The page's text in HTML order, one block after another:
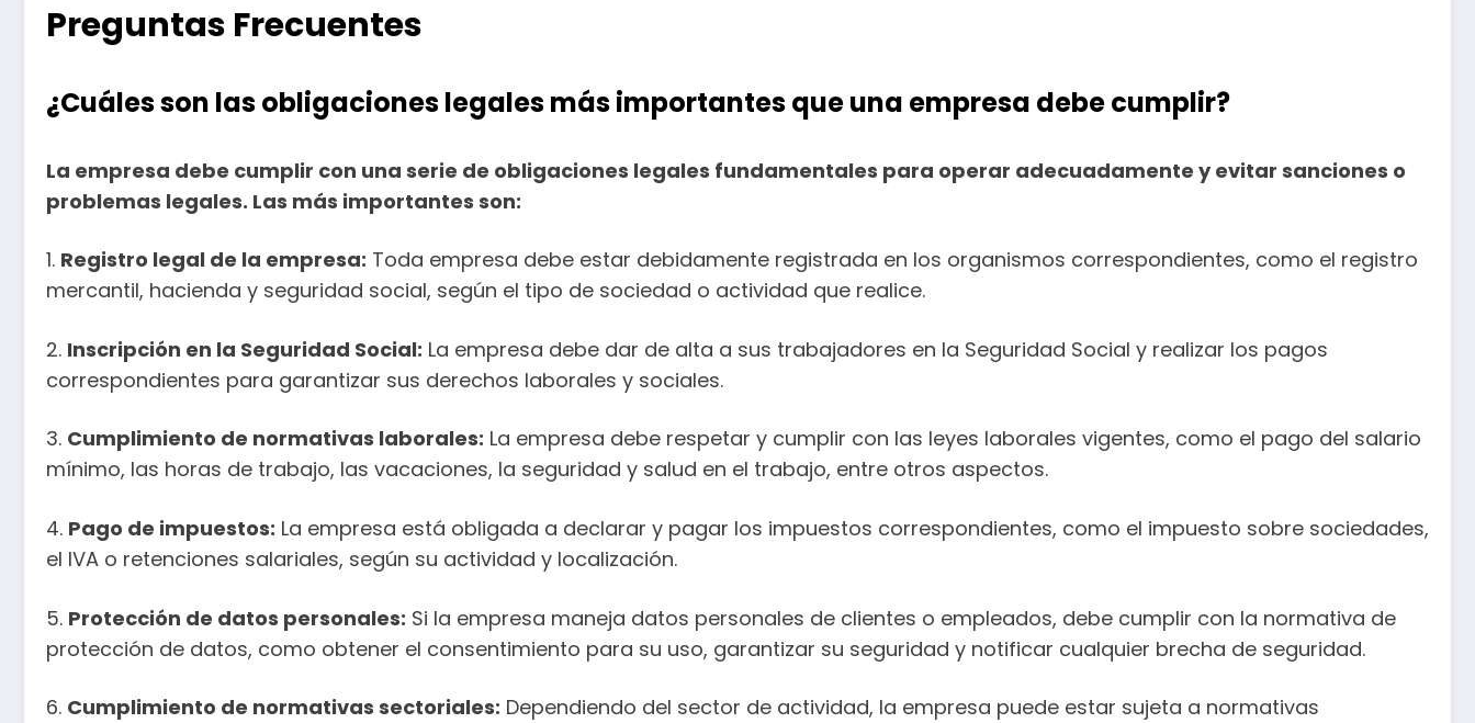
Preguntas Frecuentes
¿Cuáles son las obligaciones legales más importantes que una empresa debe cumplir?
La empresa debe cumplir con una serie de obligaciones legales fundamentales para operar adecuadamente y evitar sanciones o
problemas legales. Las más importantes son:
1. Registro legal de la empresa: Toda empresa debe estar debidamente registrada en los organismos correspondientes, como el registro
mercantil, hacienda y seguridad social, según el tipo de sociedad o actividad que realice.
2. Inscripción en la Seguridad Social: La empresa debe dar de alta a sus trabajadores en la Seguridad Social y realizar los pagos
correspondientes para garantizar sus derechos laborales y sociales.
3. Cumplimiento de normativas laborales: La empresa debe respetar y cumplir con las leyes laborales vigentes, como el pago del salario
mínimo, las horas de trabajo, las vacaciones, la seguridad y salud en el trabajo, entre otros aspectos.
4. Pago de impuestos: La empresa está obligada a declarar y pagar los impuestos correspondientes, como el impuesto sobre sociedades,
el IVA o retenciones salariales, según su actividad y localización.
5. Protección de datos personales: Si la empresa maneja datos personales de clientes o empleados, debe cumplir con la normativa de
protección de datos, como obtener el consentimiento para su uso, garantizar su seguridad y notificar cualquier brecha de seguridad.
6. Cumplimiento de normativas sectoriales: Dependiendo del sector de actividad, la empresa puede estar sujeta a normativas